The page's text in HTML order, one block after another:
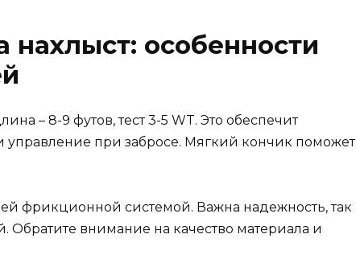
нахлыст: особенности
– 8-9 футов, тест 3-5 WT. Это обеспечит
управление при забросе. Мягкий кончик поможет
фрикционной системой. Важна надежность, так
Обратите внимание на качество материала и